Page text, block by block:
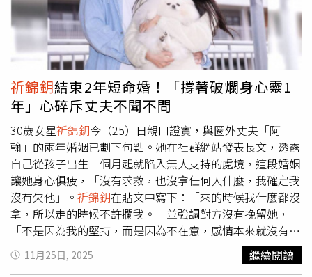
了都滿了解的，歡迎他加入我的朋友圈，也希望他趕快重拾
他的信心。」
人一前一後「亞洲蹲」在路邊的逗趣畫面，也讓大家印象深
刻。林逸欣和另一半Tony曾一起在馬路旁以「亞洲蹲」姿
勢滑著手機。（圖／本刊攝影組）此外，2022年曾被時報
周刊CTWANT直擊與吳霏的家人一同逛家飾賣場挑選家具的
馬來西亞歌手艾薇，隔年兩人因又被拍到在陽台上愛撫熱吻
才終於認愛，兩人穩交關係至今仍持續中；去年「520」這
樣一個充滿愛意的日子，她又被本刊讀者目擊被吳霏搭著肩
甜蜜現身新北市的街頭，雖然旁邊還有音樂製作人當電燈
泡，但兩人絲毫不在意，被吳霏勾著摟著的艾薇更不時發出
銀鈴般的笑聲，看得出心情相當好，也十分引人注目。艾
薇、吳霏去年「520」當天在大街上又摟又勾，甜蜜得很。
（圖／讀者提供）
祈錦鈅結束2年短命婚！「撐著破爛身心靈1
年」心碎斥丈夫不聞不問
30歲女星祈錦鈅今（25）日親口證實，與圈外丈夫「阿
翰」的兩年婚姻已劃下句點。她在社群網站發表長文，透露
自己從孩子出生一個月起就陷入無人支持的處境，這段婚姻
讓她身心俱疲，「沒有求救，也沒拿任何人什麼，我確定我
沒有欠他」。 祈錦鈅在貼文中寫下：「來的時候我什麼都沒
拿，所以走的時候不許攔我。」並強調對方沒有挽留她，
「不是因為我的堅持，而是因為不在意，感情本來就沒有基
礎」。她透露，孩子出生後，她獨自面對「破破爛爛的身心
靈」整整一年，不曾對外求援，也沒有從對方那裡獲得資
11月25日, 2025 繼續閱讀